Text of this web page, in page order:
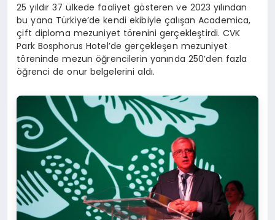
25 yıldır 37 ülkede faaliyet gösteren ve 2023 yılından
bu yana Türkiye’de kendi ekibiyle çalışan Academica,
çift diploma mezuniyet törenini gerçekleştirdi. CVK
Park Bosphorus Hotel’de gerçekleşen mezuniyet
töreninde mezun öğrencilerin yanında 250’den fazla
öğrenci de onur belgelerini aldı.